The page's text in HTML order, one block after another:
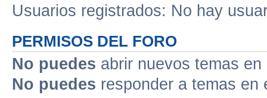
Usuarios registrados: No hay
PERMISOS DEL FORO
No puedes abrir nuevos temas
No puedes responder a temas en